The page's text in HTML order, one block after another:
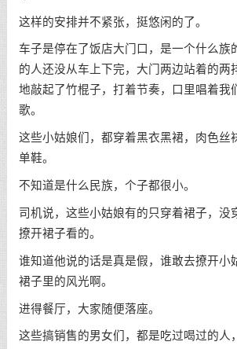
这样的安排并不紧张，挺悠闲的了。
车子是停在了饭店大门口，是一个什么族
的人还没从车上下完，大门两边站着的两
地敲起了竹棍子，打着节奏，口里唱着我
歌。
这些小姑娘们，都穿着黑衣黑裙，肉色丝
单鞋。
不知道是什么民族，个子都很小。
司机说，这些小姑娘有的只穿着裙子，没
撩开裙子看的。
谁知道他说的话是真是假，谁敢去撩开小
裙子里的风光啊。
进得餐厅，大家随便落座。
这些搞销售的男女们，都是吃过喝过的人